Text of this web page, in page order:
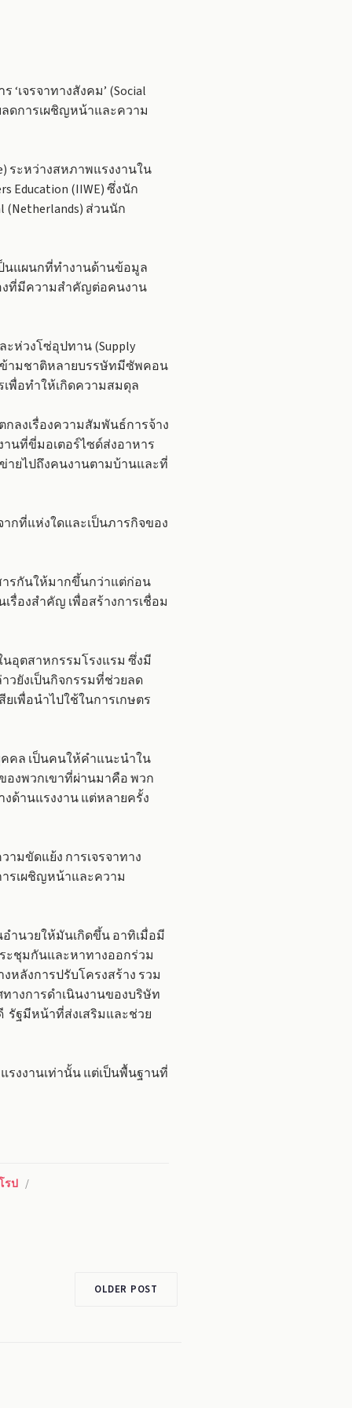
เจรจาทางสังคม’ (Social
ลดการเผชิญหน้าและความ
ระหว่างสหภาพแรงงานใน
Education (IIWE) ซึ่งนัก
(Netherlands) ส่วนนัก
นแผนกที่ทำงานด้านข้อมูล
งที่มีความสำคัญต่อคนงาน
ห่วงโซ่อุปทาน (Supply
ข้ามชาติหลายบรรษัทมีซัพคอน
เพื่อทำให้เกิดความสมดุล
ลงเรื่องความสัมพันธ์การจ้าง
นที่ขี่มอเตอร์ไซด์ส่งอาหาร
ายไปถึงคนงานตามบ้านและที่
กที่แห่งใดและเป็นภารกิจของ
ารกันให้มากขึ้นกว่าแต่ก่อน
รื่องสำคัญ เพื่อสร้างการเชื่อม
อุตสาหกรรมโรงแรม ซึ่งมี
วยังเป็นกิจกรรมที่ช่วยลด
เพื่อนำไปใช้ในการเกษตร
คล เป็นคนให้คำแนะนำใน
องพวกเขาที่ผ่านมาคือ พวก
ด้านแรงงาน แต่หลายครั้ง
มขัดแย้ง การเจรจาทาง
รเผชิญหน้าและความ
ำนวยให้มันเกิดขึ้น อาทิเมื่อมี
ะชุมกันและหาทางออกร่วม
หลังการปรับโครงสร้าง รวม
างการดำเนินงานของบริษัท
รัฐมีหน้าที่ส่งเสริมและช่วย
รงงานเท่านั้น แต่เป็นพื้นฐานที่
รป /
OLDER POST